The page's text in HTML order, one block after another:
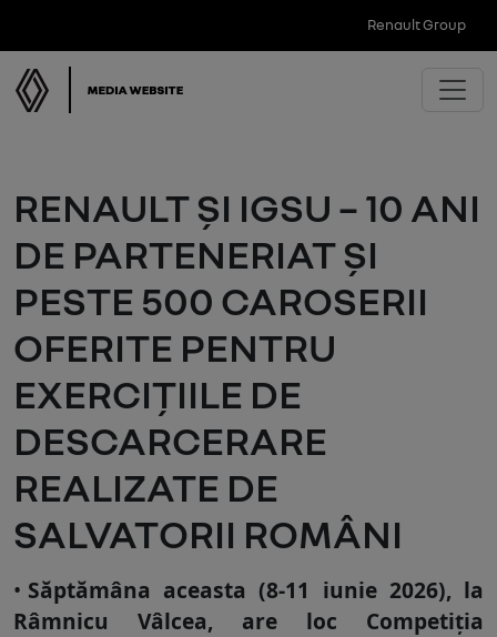
Renault Group
RENAULT ȘI IGSU – 10 ANI
DE PARTENERIAT ȘI
PESTE 500 CAROSERII
OFERITE PENTRU
EXERCIȚIILE DE
DESCARCERARE
REALIZATE DE
SALVATORII ROMÂNI
Săptămâna aceasta (8-11 iunie 2026), la
Râmnicu Vâlcea, are loc Competiția